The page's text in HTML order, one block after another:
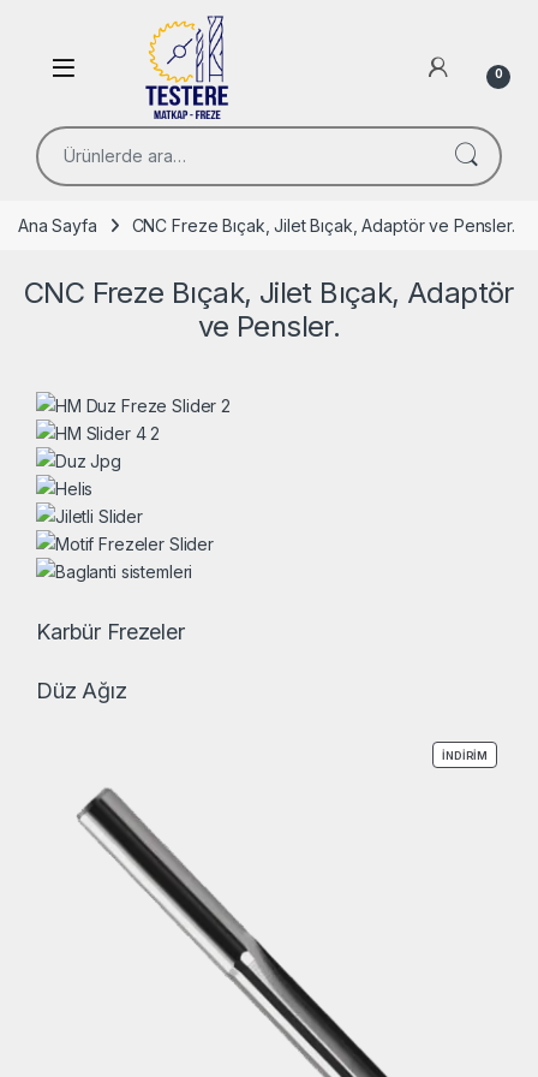
Open 0
Ara:
Ana Sayfa CNC Freze Bıçak, Jilet Bıçak, Adaptör ve Pensler.
CNC Freze Bıçak, Jilet Bıçak, Adaptör
ve Pensler.
Karbür Frezeler
Düz Ağız
İNDIRIM